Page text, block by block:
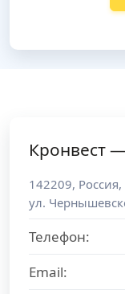
Кронвест
142209, Россия,
ул.
Телефон:
Email: